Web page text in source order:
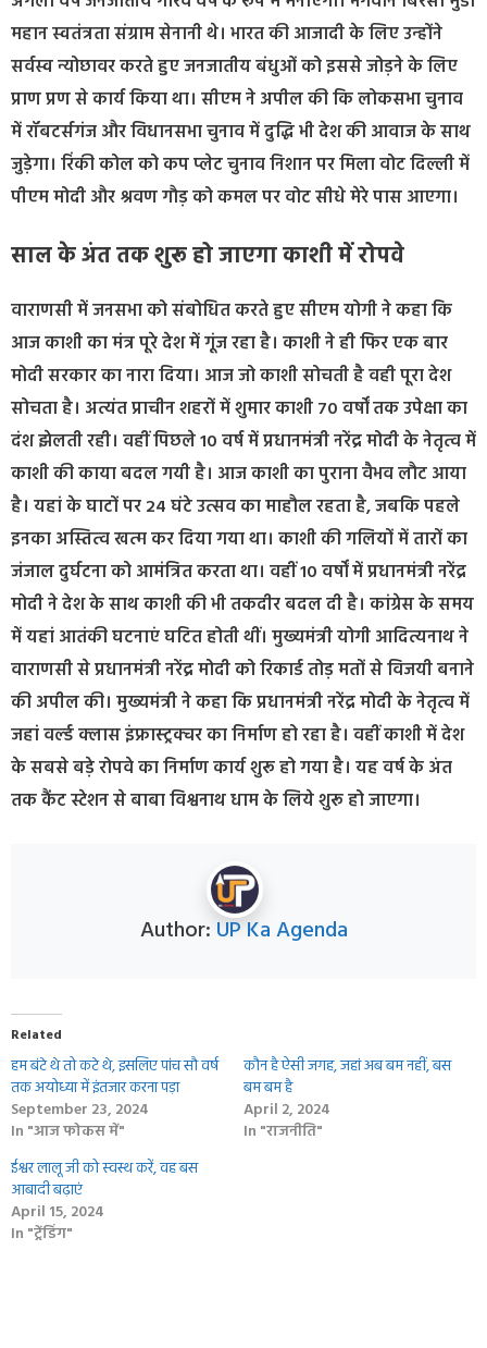
महान स्वतंत्रता संग्राम सेनानी थे। भारत की आजादी के लिए उन्होंने
सर्वस्व न्योछावर करते हुए जनजातीय बंधुओं को इससे जोड़ने के लिए
प्राण प्रण से कार्य किया था। सीएम ने अपील की कि लोकसभा चुनाव
में रॉबटर्सगंज और विधानसभा चुनाव में दुद्धि भी देश की आवाज के साथ
जुड़ेगा। रिंकी कोल को कप प्लेट चुनाव निशान पर मिला वोट दिल्ली में
पीएम मोदी और श्रवण गौड़ को कमल पर वोट सीधे मेरे पास आएगा।
साल के अंत तक शुरू हो जाएगा काशी में रोपवे
वाराणसी में जनसभा को संबोधित करते हुए सीएम योगी ने कहा कि
आज काशी का मंत्र पूरे देश में गूंज रहा है। काशी ने ही फिर एक बार
मोदी सरकार का नारा दिया। आज जो काशी सोचती है वही पूरा देश
सोचता है। अत्यंत प्राचीन शहरों में शुमार काशी 70 वर्षों तक उपेक्षा का
दंश झेलती रही। वहीं पिछले 10 वर्ष में प्रधानमंत्री नरेंद्र मोदी के नेतृत्व में
काशी की काया बदल गयी है। आज काशी का पुराना वैभव लौट आया
है। यहां के घाटों पर 24 घंटे उत्सव का माहौल रहता है, जबकि पहले
इनका अस्तित्व खत्म कर दिया गया था। काशी की गलियों में तारों का
जंजाल दुर्घटना को आमंत्रित करता था। वहीं 10 वर्षों में प्रधानमंत्री नरेंद्र
मोदी ने देश के साथ काशी की भी तकदीर बदल दी है। कांग्रेस के समय
में यहां आतंकी घटनाएं घटित होती थीं। मुख्यमंत्री योगी आदित्यनाथ ने
वाराणसी से प्रधानमंत्री नरेंद्र मोदी को रिकार्ड तोड़ मतों से विजयी बनाने
की अपील की। मुख्यमंत्री ने कहा कि प्रधानमंत्री नरेंद्र मोदी के नेतृत्व में
जहां वर्ल्ड क्लास इंफ्रास्ट्रक्चर का निर्माण हो रहा है। वहीं काशी में देश
के सबसे बड़े रोपवे का निर्माण कार्य शुरू हो गया है। यह वर्ष के अंत
तक कैंट स्टेशन से बाबा विश्वनाथ धाम के लिये शुरू हो जाएगा।
Author: UP Ka Agenda
Related
हम बंटे थे तो कटे थे, इसलिए पांच सौ वर्ष
तक अयोध्या में इंतजार करना पड़ा
September 23, 2024
In "आज फोकस में"
कौन है ऐसी जगह, जहां अब बम नहीं, बस
बम बम है
April 2, 2024
In "राजनीति"
ईश्वर लालू जी को स्वस्थ करें, वह बस
आबादी बढ़ाएं
April 15, 2024
In "ट्रेंडिंग"